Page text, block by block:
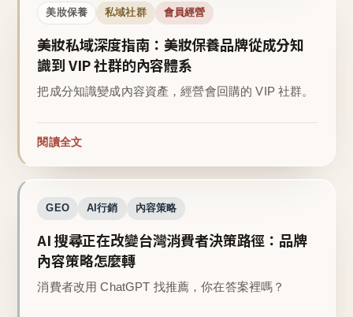
美妝保養 私域社群 會員經營
美妝私域深度指南：美妝保養品牌從成分知
識到 VIP 社群的內容體系
把成分知識變成內容資產，經營會回購的 VIP 社群。
閱讀全文
GEO AI行銷 內容策略
AI 搜尋正在改變台灣消費者決策路徑：品牌
內容策略怎麼轉
消費者改用 ChatGPT 找推薦，你在答案裡嗎？